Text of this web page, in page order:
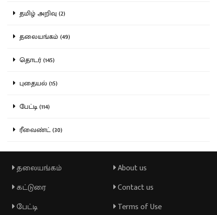
தமிழ் அறிவு (2)
தலையங்கம் (49)
தொடர் (145)
புதையல் (15)
பேட்டி (114)
ரீவைண்ட் (30)
தலையங்கம்
கட்டுரை
பேட்டி
About us
Contact us
Terms of Use